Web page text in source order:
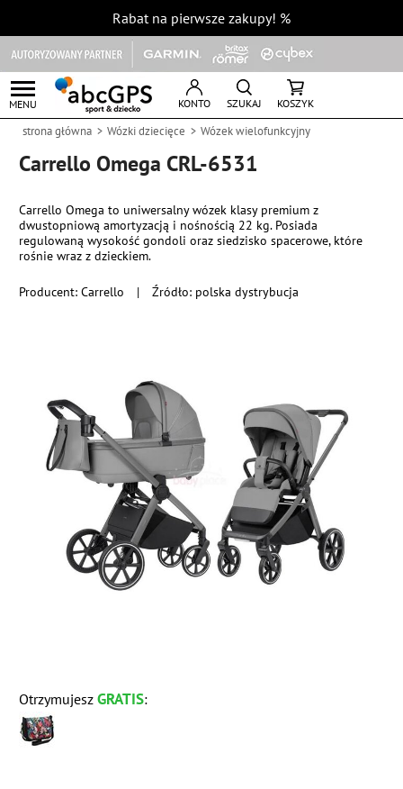
Rabat na pierwsze zakupy! %
MENU KONTO SZUKAJ KOSZYK
strona główna Wózki dziecięce Wózek wielofunkcyjny
Carrello Omega CRL-6531
Producent:Carrello | Źródło: polska dystrybucja
Carrello Omega to uniwersalny wózek klasy premium z
dwustopniową amortyzacją i nośnością 22 kg. Posiada
regulowaną wysokość gondoli oraz siedzisko spacerowe, które
rośnie wraz z dzieckiem.
OtrzymujeszGRATIS: